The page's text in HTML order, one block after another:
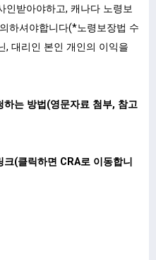
인받아야하고, 캐나다 노령보
하셔야합니다(*노령보장법 수
, 대리인 본인 개인의 이익을
는 방법(영문자료 첨부, 참고
(클릭하면 CRA로 이동합니